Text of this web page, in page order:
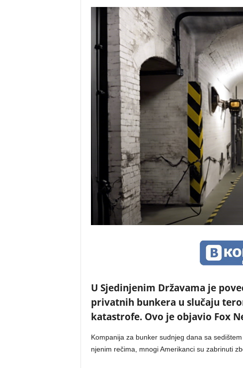
U Sjedinjenim Državama je
privatnih bunkera u slučaju
katastrofe. Ovo je objavio Fox
Kompanija za bunker sudnjeg dana sa
njenim rečima, mnogi Amerikanci su zabrinuti